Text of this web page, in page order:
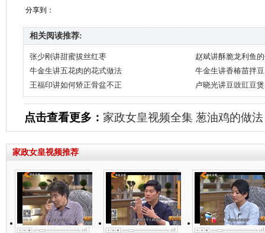
分享到：
相关阅读推荐:
张少刚讲甜蜜拔丝红枣
赵斌讲酥脆龙利鱼
牛金生讲五花肉的花式做法
牛金生讲香椿苗拌
王福印讲如何矫正骨盆不正
卢晓光讲豆豉豇豆
点击查看更多： 家政女皇视频全集 葱油鸡的做法
家政女皇视频推荐